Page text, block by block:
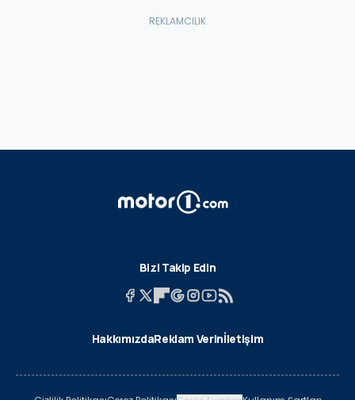
Bizi Takip Edin
HakkımızdaReklam Verinİletişim